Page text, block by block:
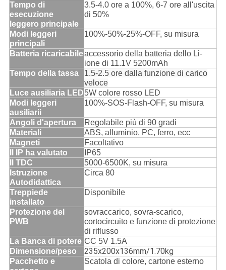
Tempo di
esecuzione
leggero principale
3.5-4.0 ore a 100%, 6-7 ore all'uscita
di 50%
Modi leggeri
principali
100%-50%-25%-OFF, su misura
Batteria ricaricabileaccessorio della batteria dello Li-
ione di 11.1V 5200mAh
Tempo della tassa
1.5-2.5 ore dalla funzione di carico
veloce
Luce ausiliaria LED5W colore rosso LED
Modi leggeri
ausiliarii
100%-SOS-Flash-OFF, su misura
Angoli d'apertura
Regolabile più di 90 gradi
Materiali
ABS, alluminio, PC, ferro, ecc
Magneti
Facoltativo
Il IP ha valutato
IP65
Il TDC
5000-6500K, su misura
Istruzione
Autodidattica
Circa 80
Treppiede
installato
Disponibile
Protezione del
PWB
sovraccarico, sovra-scarico,
cortocircuito e funzione di protezione
di riflusso
La Banca di potere CC 5V 1.5A
Dimensione/peso
235x200x136mm/1.70kg
Pacchetto e
Scatola di colore, cartone esterno